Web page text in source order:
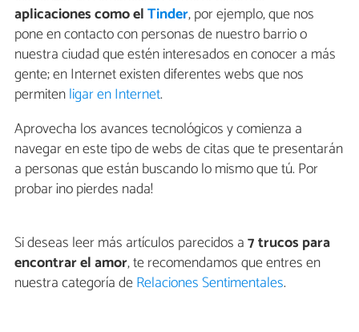
aplicaciones como elTinder, por ejemplo, que nos
pone en contacto con personas de nuestro barrio o
nuestra ciudad que estén interesados en conocer a más
gente; en Internet existen diferentes webs que nos
permitenligar en Internet.
Aprovecha los avances tecnológicos y comienza a
navegar en este tipo de webs de citas que te presentarán
a personas que están buscando lo mismo que tú. Por
probar ¡no pierdes nada!
Si deseas leer más artículos parecidos a7 trucos para
encontrar el amor, te recomendamos que entres en
nuestra categoría deRelaciones Sentimentales.